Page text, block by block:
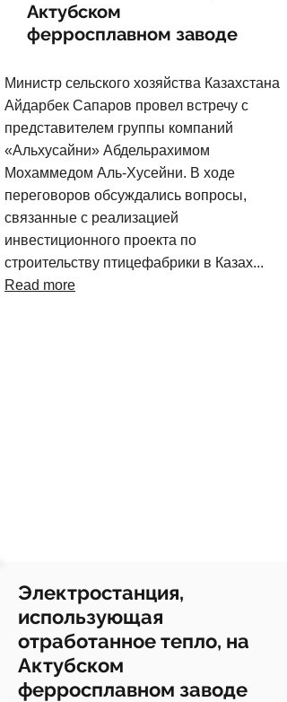
Актубском
ферросплавном заводе
Министр сельского хозяйства Казахстана
Айдарбек Сапаров провел встречу с
представителем группы компаний
«Альхусайни» Абдельрахимом
Мохаммедом Аль-Хусейни. В ходе
переговоров обсуждались вопросы,
связанные с реализацией
инвестиционного проекта по
строительству птицефабрики в Казах...
Read more
Электростанция,
использующая
отработанное тепло, на
Актубском
ферросплавном заводе